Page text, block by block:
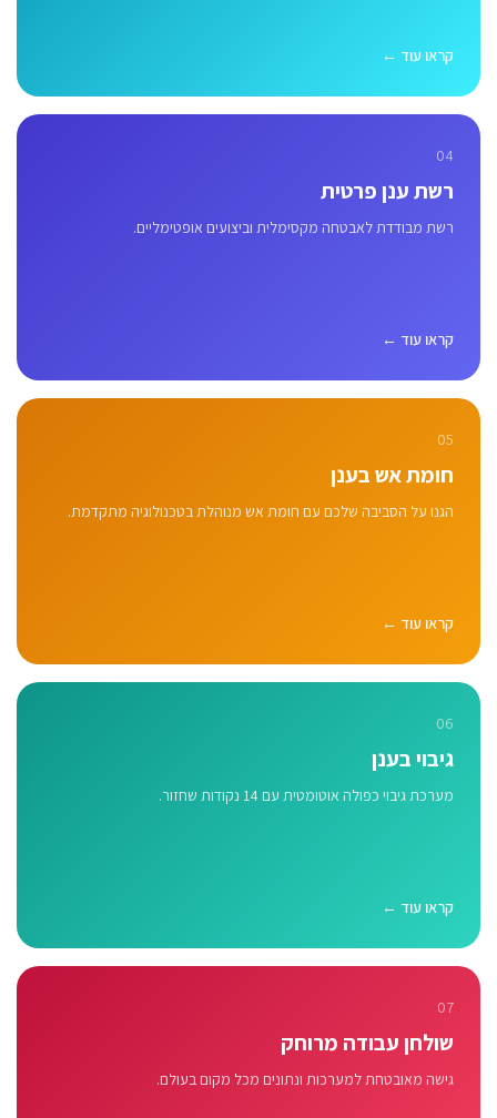
קראו עוד ←
04
רשת ענן פרטית
רשת מבודדת לאבטחה מקסימלית וביצועים אופטימליים.
קראו עוד ←
05
חומת אש בענן
הגנו על הסביבה שלכם עם חומת אש מנוהלת בטכנולוגיה מתקדמת.
קראו עוד ←
06
גיבוי בענן
מערכת גיבוי כפולה אוטומטית עם 14 נקודות שחזור.
קראו עוד ←
07
שולחן עבודה מרוחק
גישה מאובטחת למערכות ונתונים מכל מקום בעולם.